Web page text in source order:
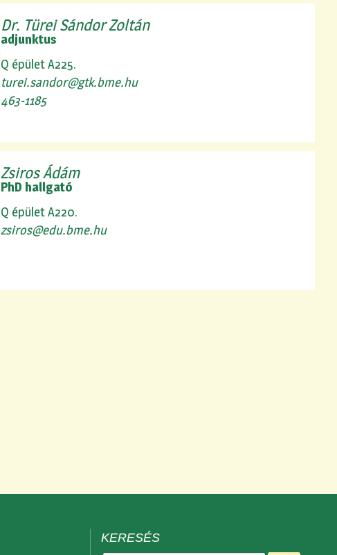
Dr. Türei Sándor Zoltán
adjunktus
Q épület A225.
turei.sandor@gtk.bme.hu
463-1185
Zsiros Ádám
PhD hallgató
Q épület A220.
zsiros@edu.bme.hu
KERESÉS